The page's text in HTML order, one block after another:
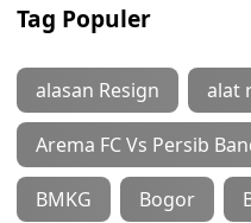
Tag Populer
alasan Resign alat
Arema FC Vs Persib
BMKG Bogor